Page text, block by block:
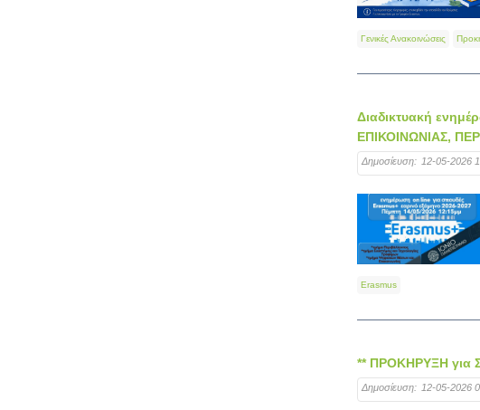
Γενικές Ανακοινώσεις
Διαδικτυακή
ΕΠΙΚΟΙΝΩΝΙΑΣ,
Δημοσίευση: 12-05-2026
Erasmus
** ΠΡΟΚΗΡΥΞΗ για
Δημοσίευση: 12-05-2026